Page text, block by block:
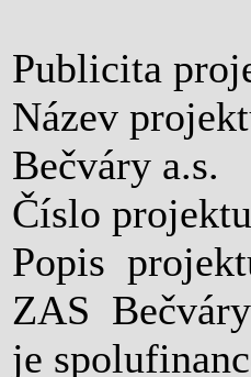
Publicita
Název
Bečváry a.s.
Číslo
Popis
ZAS
je